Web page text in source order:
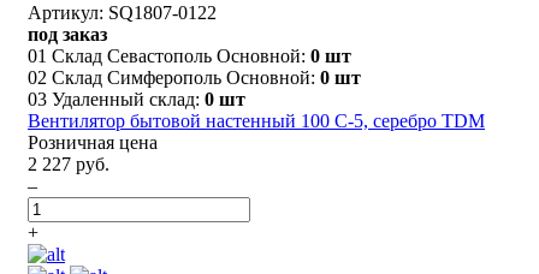
Артикул: SQ1807-0122
под заказ
01 Склад Севастополь Основной: 0 шт
02 Склад Симферополь Основной: 0 шт
03 Удаленный склад: 0 шт
Вентилятор бытовой настенный 100 С-5, серебро TDM
Розничная цена
2 227 руб.
–
+